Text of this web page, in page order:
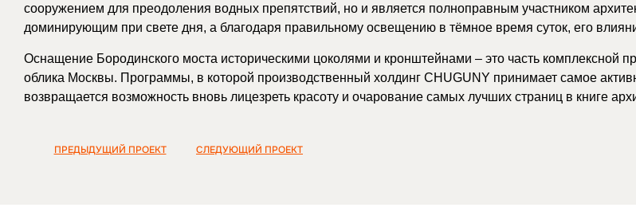
сооружением для преодоления водных препятствий, но и является полноправным участником
доминирующим при свете дня, а благодаря правильному освещению в тёмное время суток, его
Оснащение Бородинского моста историческими цоколями и кронштейнами – это часть комплексной
облика Москвы. Программы, в которой производственный холдинг CHUGUNY принимает самое
возвращается возможность вновь лицезреть красоту и очарование самых лучших страниц в книге
ПРЕДЫДУЩИЙ ПРОЕКТ СЛЕДУЮЩИЙ ПРОЕКТ